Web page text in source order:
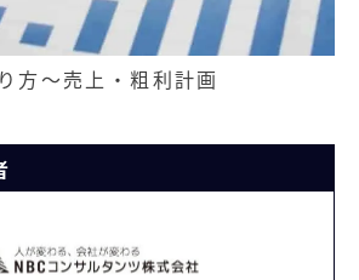
方～売上・粗利計画